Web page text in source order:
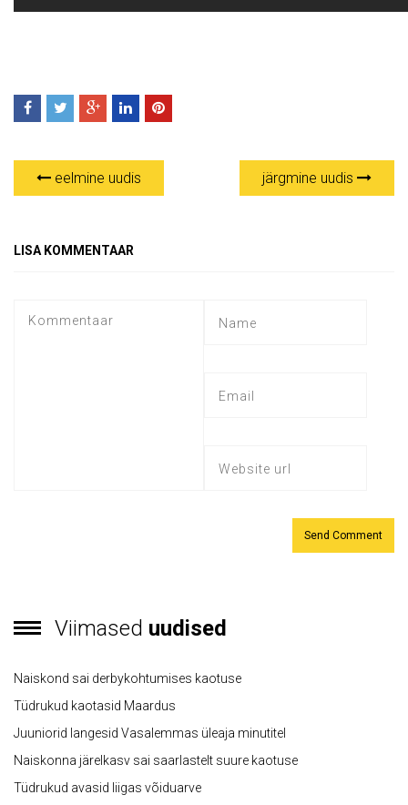
eelmine uudis järgmine uudis
LISA KOMMENTAAR
Viimased uudised
Naiskond sai derbykohtumises kaotuse
Tüdrukud kaotasid Maardus
Juuniorid langesid Vasalemmas üleaja minutitel
Naiskonna järelkasv sai saarlastelt suure kaotuse
Tüdrukud avasid liigas võiduarve